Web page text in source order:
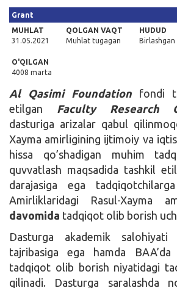
Grant
MUHLAT
31.05.2021
QOLGAN VAQT
Muhlat tugagan
HUDUD
O'QILGAN
4008 marta
Al Qasimi Foundation fondi
etilgan
Faculty Research
dasturiga arizalar qabul
Xayma amirligining ijtimoiy va
hissa qo’shadigan muhim
quvvatlash maqsadida tashkil
darajasiga ega
Amirliklaridagi Rasul-Xayma
davomida tadqiqot olib borish
Dasturga akademik
tajribasiga ega hamda
tadqiqot olib borish niyatidagi
qilinadi. Dasturga saralashda